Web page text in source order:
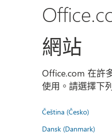
網站
Office.com 在許
使用。請選擇下
Čeština (Česko)
Dansk (Danmark)